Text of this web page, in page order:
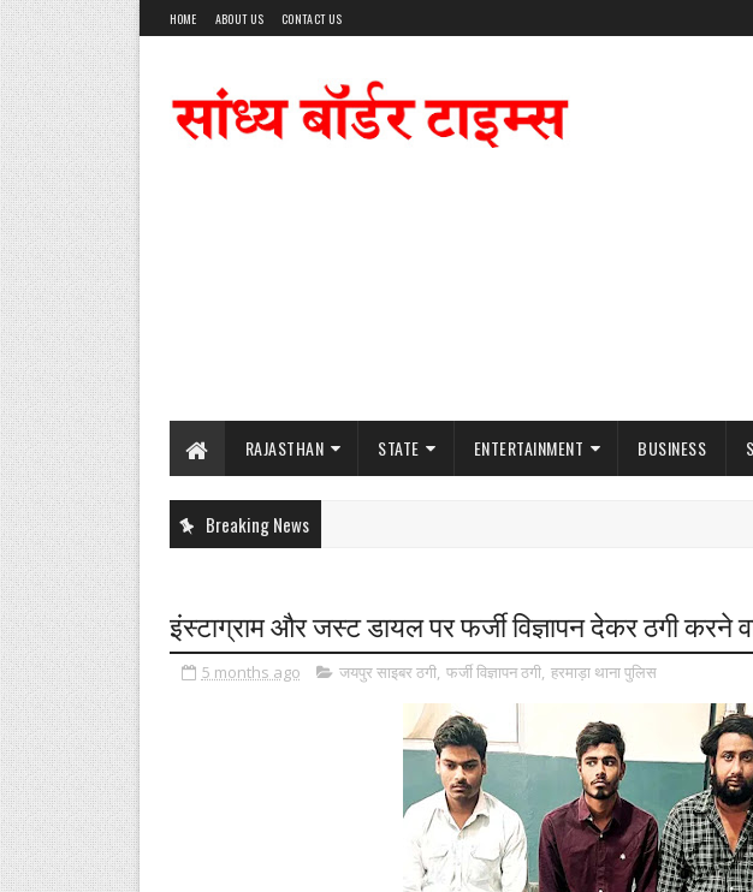
HOME ABOUT US CONTACT US
RAJASTHAN STATE ENTERTAINMENT BUSINESS
Breaking News
इंस्टाग्राम और जस्ट डायल पर फर्जी विज्ञापन देकर ठगी करने
5 months ago जयपुर साइबर ठगी, फर्जी विज्ञापन ठगी, हरमाड़ा थाना पुलिस